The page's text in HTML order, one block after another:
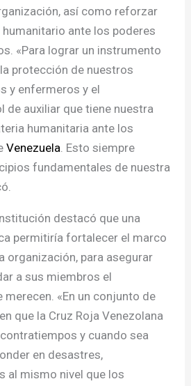
así como reforzar
ante los poderes
«Para lograr un instrumento
protección de nuestros
y enfermeros y el
de auxiliar que tiene nuestra
humanitaria ante los
Venezuela. Esto siempre
fundamentales de nuestra
destacó que una
permitiría fortalecer el marco
organización, para asegurar
a sus miembros el
«En un conjunto de
que la Cruz Roja Venezolana
y cuando sea
en desastres,
al mismo nivel que los